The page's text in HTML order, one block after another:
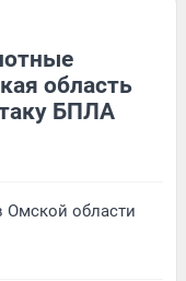
область
БПЛА
Омской области